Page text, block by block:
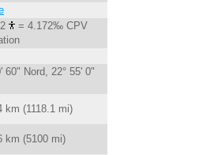
= 4.172‰ CPV
60" Nord, 22° 55' 0"
km (1118.1 mi)
km (5100 mi)